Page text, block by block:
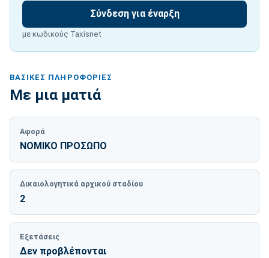
Σύνδεση για έναρξη
με κωδικούς Taxisnet
ΒΑΣΙΚΈΣ ΠΛΗΡΟΦΟΡΊΕΣ
Με μια ματιά
Αφορά
ΝΟΜΙΚΟ ΠΡΟΣΩΠΟ
Δικαιολογητικά αρχικού σταδίου
2
Εξετάσεις
Δεν προβλέπονται